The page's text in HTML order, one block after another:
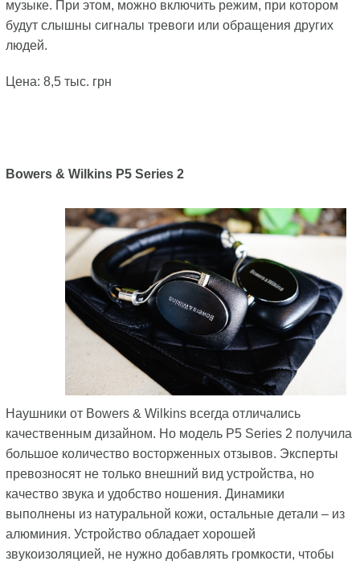
музыке. При этом, можно включить режим, при котором
будут слышны сигналы тревоги или обращения других
людей.
Цена: 8,5 тыс. грн
Bowers & Wilkins P5 Series 2
Наушники от Bowers & Wilkins всегда отличались
качественным дизайном. Но модель P5 Series 2 получила
большое количество восторженных отзывов. Эксперты
превозносят не только внешний вид устройства, но
качество звука и удобство ношения. Динамики
выполнены из натуральной кожи, остальные детали – из
алюминия. Устройство обладает хорошей
звукоизоляцией, не нужно добавлять громкости, чтобы